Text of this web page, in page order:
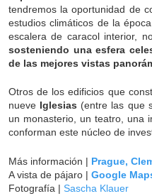
tendremos la oportunidad de
estudios climáticos de la
escalera de caracol interior,
sosteniendo una esfera
de las mejores vistas
Otros de los edificios que
nueve Iglesias (entre las que
un monasterio, un teatro, una
conforman este núcleo de
Más información | Prague,
A vista de pájaro | Google
Fotografía | Sascha Klauer